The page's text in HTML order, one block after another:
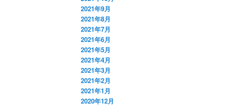
2021年9月
2021年8月
2021年7月
2021年6月
2021年5月
2021年4月
2021年3月
2021年2月
2021年1月
2020年12月